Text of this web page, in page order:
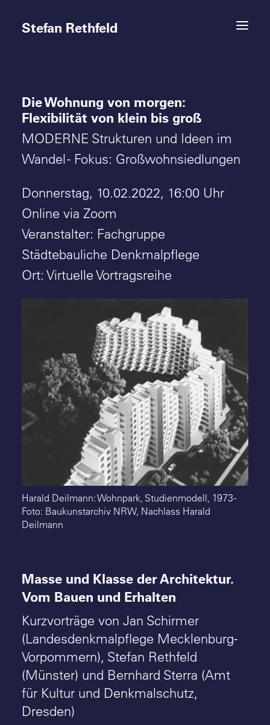
Stefan Rethfeld
Termine
Projekte
Kontakt
Suche
Die Wohnung von morgen:
Flexibilität von klein bis groß
MODERNE Strukturen und Ideen im
Wandel - Fokus: Großwohnsiedlungen
Donnerstag, 10.02.2022, 16:00 Uhr
Online via Zoom
Veranstalter: Fachgruppe
Städtebauliche Denkmalpflege
Ort: Virtuelle Vortragsreihe
Harald Deilmann: Wohnpark, Studienmodell, 1973 -
Foto: Baukunstarchiv NRW, Nachlass Harald
Deilmann
Masse und Klasse der Architektur.
Vom Bauen und Erhalten
Kurzvorträge von Jan Schirmer
(Landesdenkmalpflege Mecklenburg-
Vorpommern), Stefan Rethfeld
(Münster) und Bernhard Sterra (Amt
für Kultur und Denkmalschutz,
Dresden)